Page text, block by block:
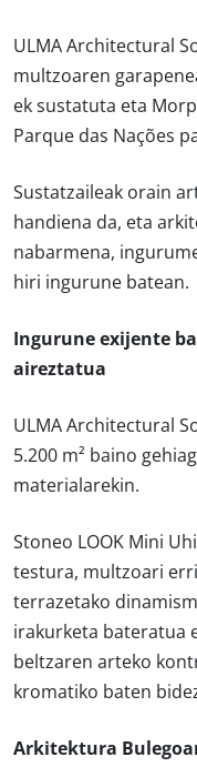
ULMA Architectural
multzoaren
ek sustatuta eta
Parque das Nações
Sustatzaileak orain
handiena da, eta
nabarmena,
hiri ingurune batean.
Ingurune exijente
aireztatua
ULMA Architectural
5.200 m² baino
materialarekin.
Stoneo LOOK Mini
testura, multzoari
terrazetako
irakurketa bateratua
beltzaren arteko
kromatiko baten
Arkitektura